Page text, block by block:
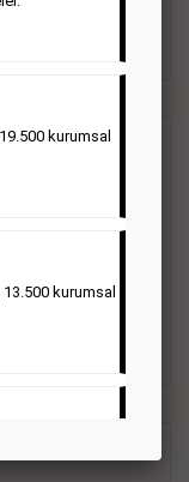
reklam şeklinde
önemli ölçüde
bir bölümünü
6 kelime
kurumsal
13.500 kurumsal